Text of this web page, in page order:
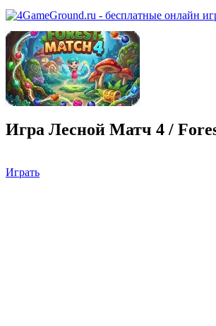
Игра Лесной Матч 4 /
Играть